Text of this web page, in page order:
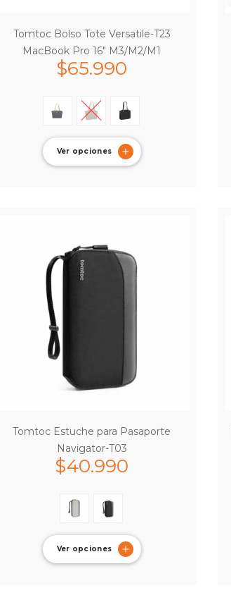
Tomtoc Bolso Tote Versatile-T23
MacBook Pro 16″ M3/M2/M1
$65.990
Ver opciones
Tomtoc Estuche para Pasaporte
Navigator-T03
$40.990
Ver opciones